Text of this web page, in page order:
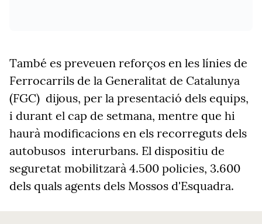
També es preveuen reforços en les línies de
Ferrocarrils de la Generalitat de Catalunya
(FGC) dijous, per la presentació dels equips,
i durant el cap de setmana, mentre que hi
haurà modificacions en els recorreguts dels
autobusos interurbans. El dispositiu de
seguretat mobilitzarà 4.500 policies, 3.600
dels quals agents dels Mossos d'Esquadra.